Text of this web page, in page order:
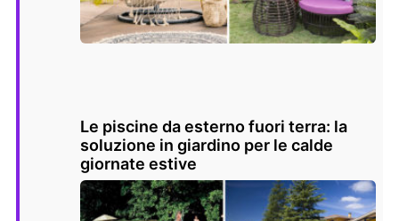
Le piscine da esterno fuori terra: la
soluzione in giardino per le calde
giornate estive